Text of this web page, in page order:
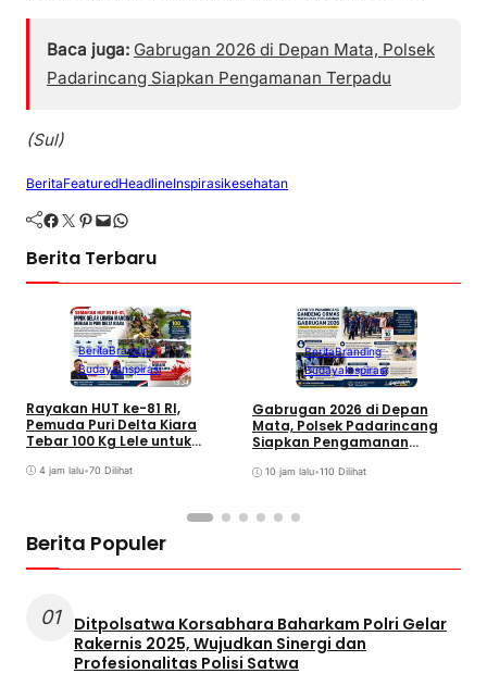
Baca juga: Gabrugan 2026 di Depan Mata, Polsek
Padarincang Siapkan Pengamanan Terpadu
(Sul)
BeritaFeaturedHeadlineInspirasikesehatan
Facebook Twitter Pinterest Mail WhatsApp
Berita Terbaru
BeritaBranding
BudayaInspirasi
Rayakan HUT ke-81 RI,
Pemuda Puri Delta Kiara
Tebar 100 Kg Lele untuk
4 jam lalu•70 Dilihat
BeritaBranding
BudayaInspirasi
Gabrugan 2026 di Depan
Mata, Polsek Padarincang
Siapkan Pengamanan
10 jam lalu•110 Dilihat
Berita Populer
01
Ditpolsatwa Korsabhara Baharkam Polri Gelar
Rakernis 2025, Wujudkan Sinergi dan
Profesionalitas Polisi Satwa